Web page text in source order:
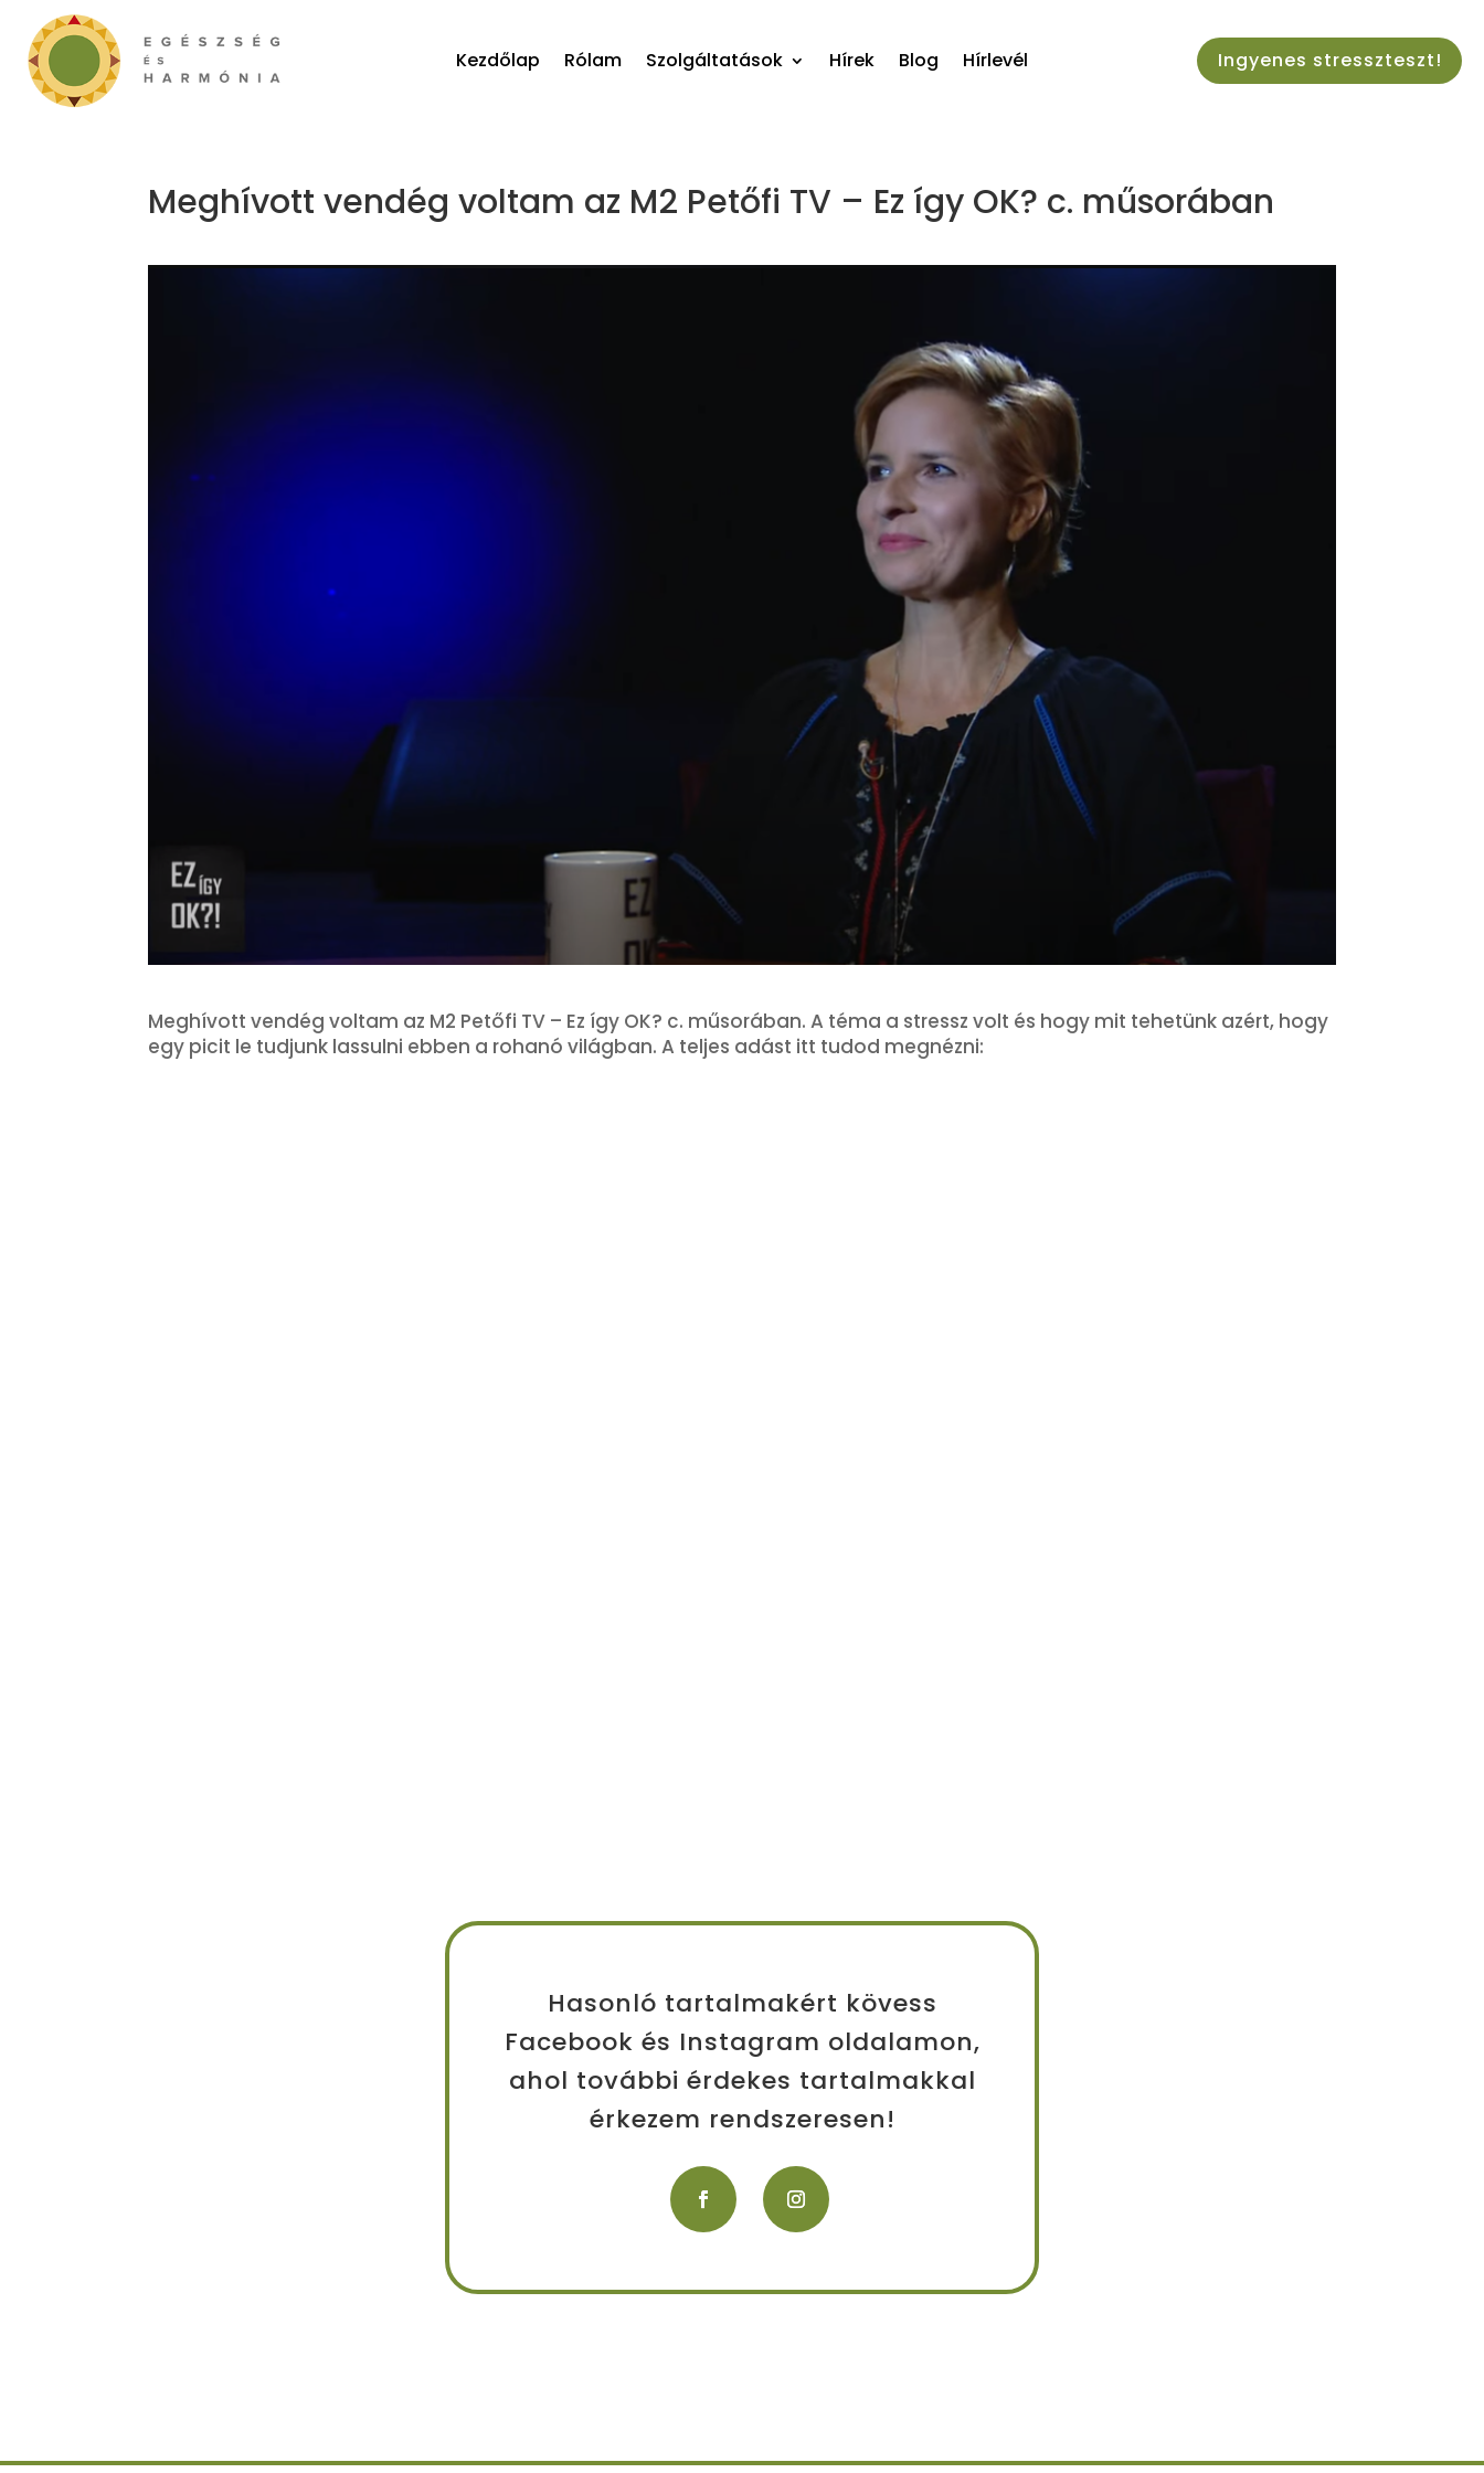
Kezdőlap Rólam Szolgáltatások Hírek Blog Hírlevél Ingyenes stresszteszt!
Meghívott vendég voltam az M2 Petőfi TV – Ez így OK? c. műsorában
Meghívott vendég voltam az M2 Petőfi TV – Ez így OK? c. műsorában. A téma a stressz volt és hogy mit tehetünk azért, hogy
egy picit le tudjunk lassulni ebben a rohanó világban. A teljes adást itt tudod megnézni:
Hasonló tartalmakért kövess
Facebook és Instagram oldalamon,
ahol további érdekes tartalmakkal
érkezem rendszeresen!